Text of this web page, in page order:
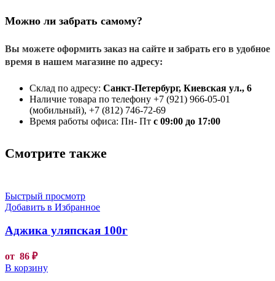
Можно ли забрать самому?
Вы можете оформить заказ на сайте и забрать его в удобное
время в нашем магазине по адресу:
Склад по адресу: Санкт-Петербург, Киевская ул., 6
Наличие товара по телефону +7 (921) 966-05-01
(мобильный), +7 (812) 746-72-69
Время работы офиса: Пн- Пт с 09:00 до 17:00
Смотрите также
Быстрый просмотр
Добавить в Избранное
Аджика уляпская 100г
от 86 ₽
В корзину